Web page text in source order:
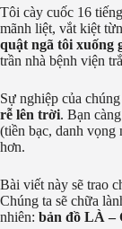
Tôi cày cuốc 16
mãnh liệt, vắt kiệt
quật ngã tôi xuống
trần nhà bệnh viện
Sự nghiệp của
rễ lên trời. Bạn
(tiền bạc, danh vọng
hơn.
Bài viết này sẽ trao
Chúng ta sẽ chữa
nhiên: bản đồ LÀ –